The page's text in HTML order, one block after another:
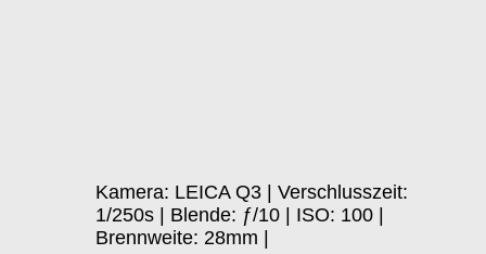
Kamera: LEICA Q3 | Verschlusszeit:
1/250s | Blende: ƒ/10 | ISO: 100 |
Brennweite: 28mm |